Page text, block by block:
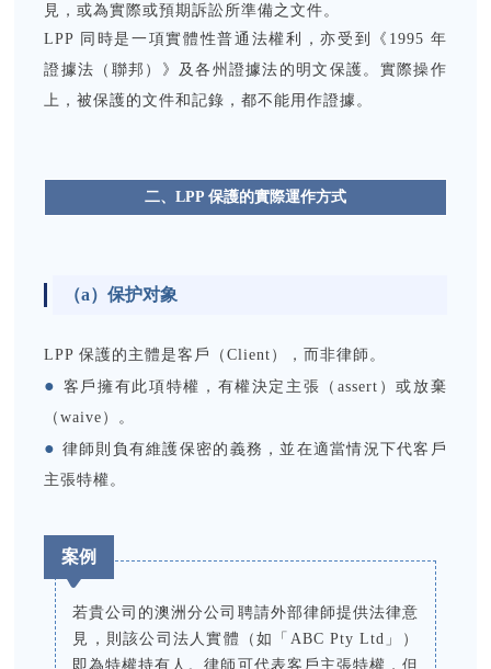
見，或為實際或預期訴訟所準備之文件。
LPP 同時是一項實體性普通法權利，亦受到《1995 年
證據法（聯邦）》及各州證據法的明文保護。實際操作
上，被保護的文件和記錄，都不能用作證據。
二、LPP 保護的實際運作方式
（a）保护对象
LPP 保護的主體是客戶（Client），而非律師。
● 客戶擁有此項特權，有權決定主張（assert）或放棄
（waive）。
● 律師則負有維護保密的義務，並在適當情況下代客戶
主張特權。
案例
若貴公司的澳洲分公司聘請外部律師提供法律意
見，則該公司法人實體（如「ABC Pty Ltd」）
即為特權持有人。律師可代表客戶主張特權，但